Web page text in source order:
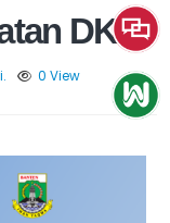
DKP
0 View